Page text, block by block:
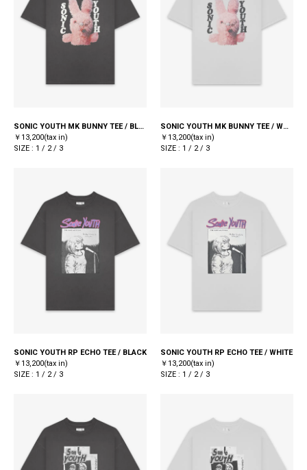
SONIC YOUTH MK BUNNY TEE / BLACK
￥13,200(tax in)
SIZE : 1 / 2 / 3
SONIC YOUTH MK BUNNY TEE / WHITE
￥13,200(tax in)
SIZE : 1 / 2 / 3
SONIC YOUTH RP ECHO TEE / BLACK
￥13,200(tax in)
SIZE : 1 / 2 / 3
SONIC YOUTH RP ECHO TEE / WHITE
￥13,200(tax in)
SIZE : 1 / 2 / 3